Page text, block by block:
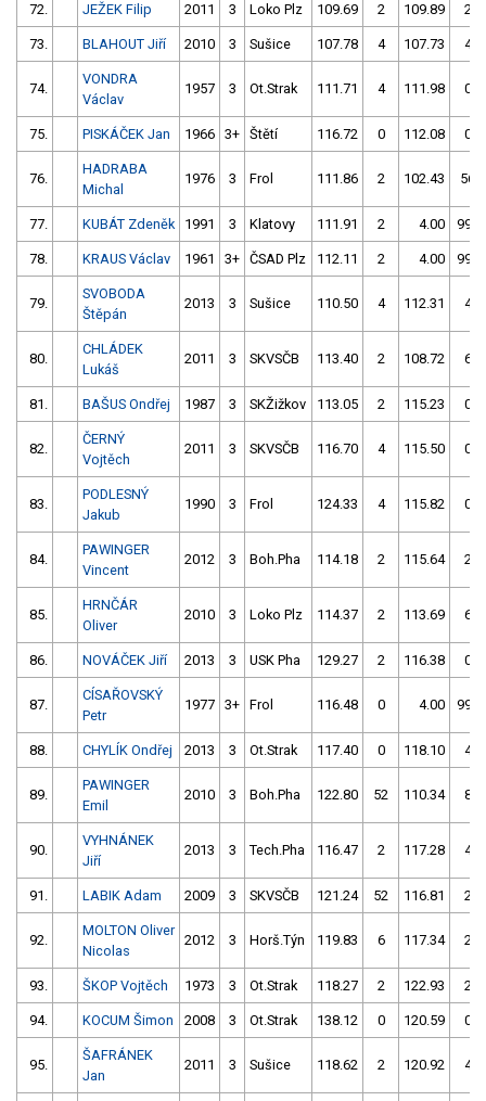
72. JEŽEK Filip 2011 3 Loko Plz 109.69 2 109.89 2
73. BLAHOUT Jiří 2010 3 Sušice 107.78 4 107.73 4
74.
VONDRA
Václav
1957 3 Ot.Strak 111.71 4 111.98 0
75. PISKÁČEK Jan 1966 3+ Štětí 116.72 0 112.08 0
76.
HADRABA
Michal
1976 3 Frol 111.86 2 102.43 56
77. KUBÁT Zdeněk 1991 3 Klatovy 111.91 2 4.00 999
78. KRAUS Václav 1961 3+ ČSAD Plz 112.11 2 4.00 999
79.
SVOBODA
Štěpán
2013 3 Sušice 110.50 4 112.31 4
80.
CHLÁDEK
Lukáš
2011 3 SKVSČB 113.40 2 108.72 6
81. BAŠUS Ondřej 1987 3 SKŽižkov 113.05 2 115.23 0
82.
ČERNÝ
Vojtěch
2011 3 SKVSČB 116.70 4 115.50 0
83.
PODLESNÝ
Jakub
1990 3 Frol 124.33 4 115.82 0
84.
PAWINGER
Vincent
2012 3 Boh.Pha 114.18 2 115.64 2
85.
HRNČÁR
Oliver
2010 3 Loko Plz 114.37 2 113.69 6
86. NOVÁČEK Jiří 2013 3 USK Pha 129.27 2 116.38 0
87.
CÍSAŘOVSKÝ
Petr
1977 3+ Frol 116.48 0 4.00 999
88. CHYLÍK Ondřej 2013 3 Ot.Strak 117.40 0 118.10 4
89.
PAWINGER
Emil
2010 3 Boh.Pha 122.80 52 110.34 8
90.
VYHNÁNEK
Jiří
2013 3 Tech.Pha 116.47 2 117.28 4
91. LABIK Adam 2009 3 SKVSČB 121.24 52 116.81 2
92.
MOLTON Oliver
Nicolas
2012 3 Horš.Týn 119.83 6 117.34 2
93. ŠKOP Vojtěch 1973 3 Ot.Strak 118.27 2 122.93 2
94. KOCUM Šimon 2008 3 Ot.Strak 138.12 0 120.59 0
95.
ŠAFRÁNEK
Jan
2011 3 Sušice 118.62 2 120.92 4